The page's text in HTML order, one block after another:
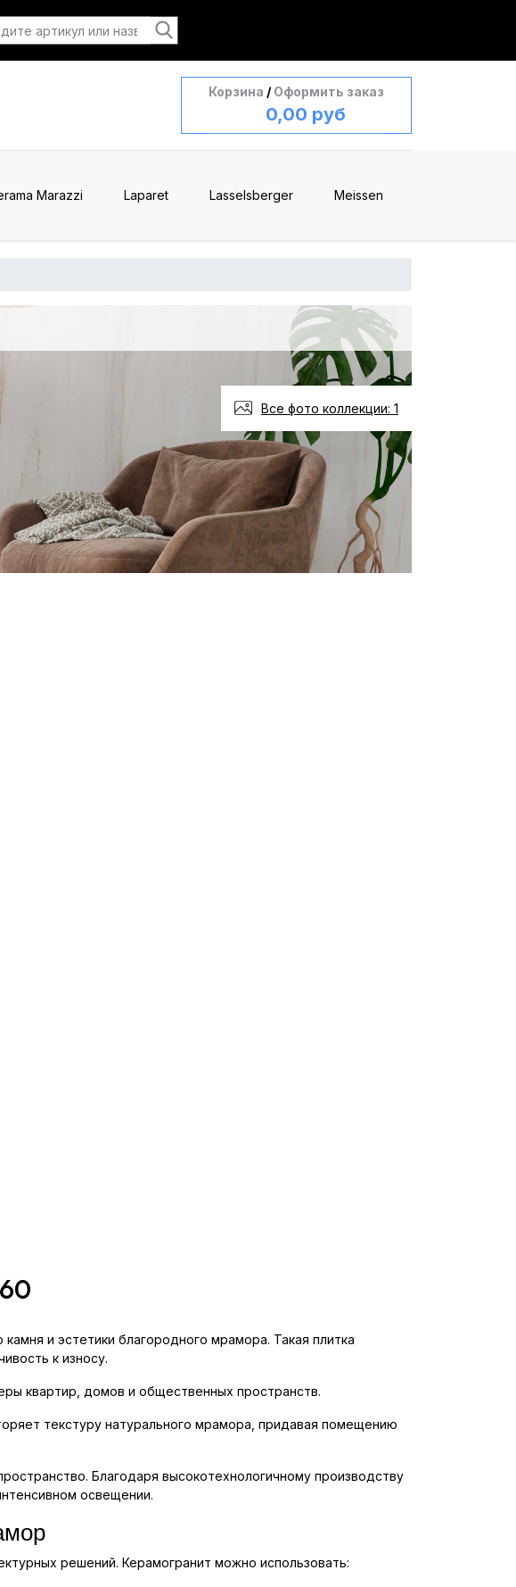
Корзина / Оформить заказ
0,00 руб
Marazzi Laparet Lasselsberger Meissen
Все фото коллекции: 1
и эстетики благородного мрамора. Такая плитка
к износу.
квартир, домов и общественных пространств.
текстуру натурального мрамора, придавая помещению
Благодаря высокотехнологичному производству
освещении.
решений. Керамогранит можно использовать: